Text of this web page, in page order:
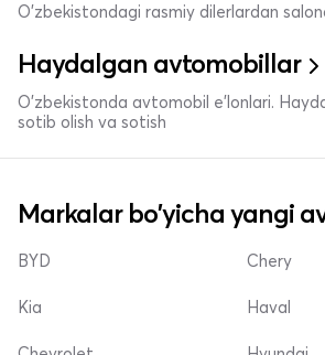
O'zbekistondagi rasmiy dilerlardan
Haydalgan avtomobillar
O'zbekistonda avtomobil e’lonlari.
sotib olish va sotish
Markalar bo'yicha yangi
BYD
Kia
Chery
Haval